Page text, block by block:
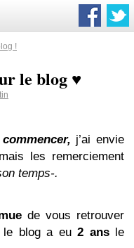
!
le blog ♥
commencer, j’ai envie
les remerciement
temps-.
de vous retrouver
le blog a eu 2 ansle